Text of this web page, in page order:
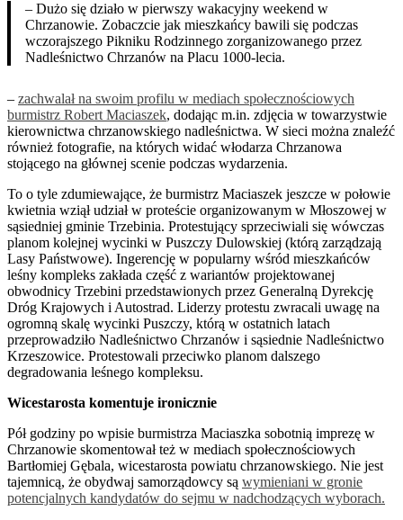
– Dużo się działo w pierwszy wakacyjny weekend w
Chrzanowie. Zobaczcie jak mieszkańcy bawili się podczas
wczorajszego Pikniku Rodzinnego zorganizowanego przez
Nadleśnictwo Chrzanów na Placu 1000-lecia.
– zachwalał na swoim profilu w mediach społecznościowych
burmistrz Robert Maciaszek, dodając m.in. zdjęcia w towarzystwie
kierownictwa chrzanowskiego nadleśnictwa. W sieci można znaleźć
również fotografie, na których widać włodarza Chrzanowa
stojącego na głównej scenie podczas wydarzenia.
To o tyle zdumiewające, że burmistrz Maciaszek jeszcze w połowie
kwietnia wziął udział w proteście organizowanym w Młoszowej w
sąsiedniej gminie Trzebinia. Protestujący sprzeciwiali się wówczas
planom kolejnej wycinki w Puszczy Dulowskiej (którą zarządzają
Lasy Państwowe). Ingerencję w popularny wśród mieszkańców
leśny kompleks zakłada część z wariantów projektowanej
obwodnicy Trzebini przedstawionych przez Generalną Dyrekcję
Dróg Krajowych i Autostrad. Liderzy protestu zwracali uwagę na
ogromną skalę wycinki Puszczy, którą w ostatnich latach
przeprowadziło Nadleśnictwo Chrzanów i sąsiednie Nadleśnictwo
Krzeszowice. Protestowali przeciwko planom dalszego
degradowania leśnego kompleksu.
Wicestarosta komentuje ironicznie
Pół godziny po wpisie burmistrza Maciaszka sobotnią imprezę w
Chrzanowie skomentował też w mediach społecznościowych
Bartłomiej Gębala, wicestarosta powiatu chrzanowskiego. Nie jest
tajemnicą, że obydwaj samorządowcy są wymieniani w gronie
potencjalnych kandydatów do sejmu w nadchodzących wyborach.